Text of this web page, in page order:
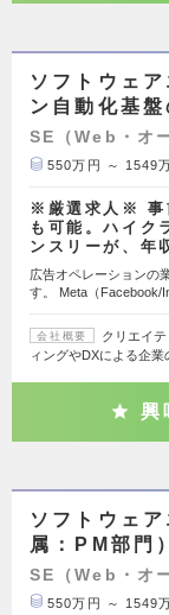
ソフトウェ
ン自動化基
SE（Web・オ
550万円 ～ 1549
※厳選求人※ 事
も可能。ハイク
ンスリーが、年
広告オペレーションの
す。 Meta（Facebook/
会社概要
クリエイ
ィングやDXによる企
興
ソフトウェ
属：PM部門）
SE（Web・オ
550万円 ～ 1549